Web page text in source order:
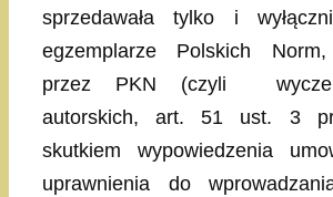
sprzedawała tylko i
egzemplarze Polskich
przez PKN (czyli
autorskich, art. 51 ust. 3
skutkiem wypowiedzenia
uprawnienia do